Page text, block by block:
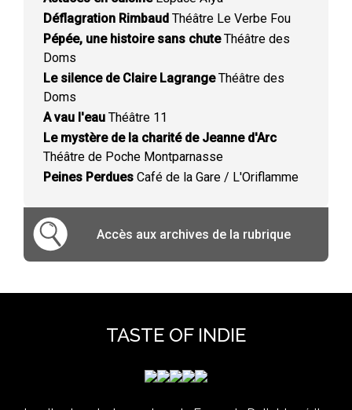
Déflagration Rimbaud Théâtre Le Verbe Fou
Pépée, une histoire sans chuteThéâtre des
Doms
Le silence de Claire LagrangeThéâtre des
Doms
A vau l'eau Théâtre 11
Le mystère de la charité de Jeanne d'Arc
Théâtre de Poche Montparnasse
Peines Perdues Café de la Gare / L'Oriflamme
Accès aux archives de la rubrique
TASTE OF INDIE